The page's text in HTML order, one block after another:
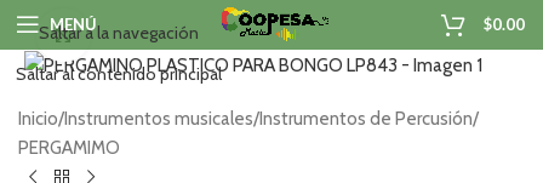
Saltar a la navegación
Saltar al contenido principal
MENÚ $0.00
Haga clic para ampliar
Inicio/Instrumentos musicales/Instrumentos de Percusión/
PERGAMIMO